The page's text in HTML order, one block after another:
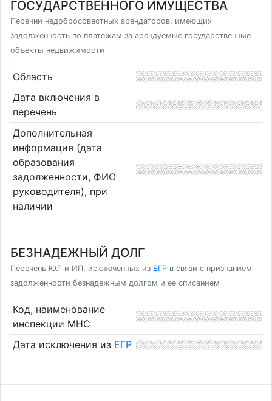
ГОСУДАРСТВЕННОГО ИМУЩЕСТВА
Перечни недобросовестных арендаторов, имеющих
задолженность по платежам за арендуемые государственные
объекты недвижимости
Область
Дата включения в
перечень
Дополнительная
информация (дата
образования
задолженности, ФИО
руководителя), при
наличии
БЕЗНАДЕЖНЫЙ ДОЛГ
Перечень ЮЛ и ИП, исключенных из ЕГР в связи с признанием
задолженности безнадежным долгом и ее списанием
Код, наименование
инспекции МНС
Дата исключения из ЕГР